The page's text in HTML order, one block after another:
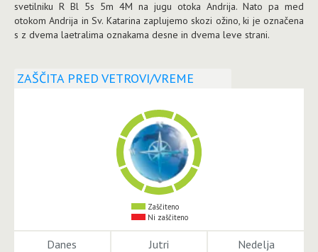
svetilniku R Bl 5s 5m 4M na jugu otoka Andrija. Nato pa med
otokom Andrija in Sv. Katarina zaplujemo skozi ožino, ki je označena
s z dvema laetralima oznakama desne in dvema leve strani.
ZAŠČITA PRED VETROVI/VREME
Zaščiteno
Ni zaščiteno
Danes Jutri Nedelja